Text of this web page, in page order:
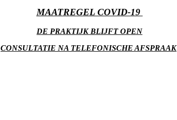
MAATREGEL COVID-19
DE PRAKTIJK BLIJFT OPEN
CONSULTATIE NA TELEFONISCHE AFSPRAAK